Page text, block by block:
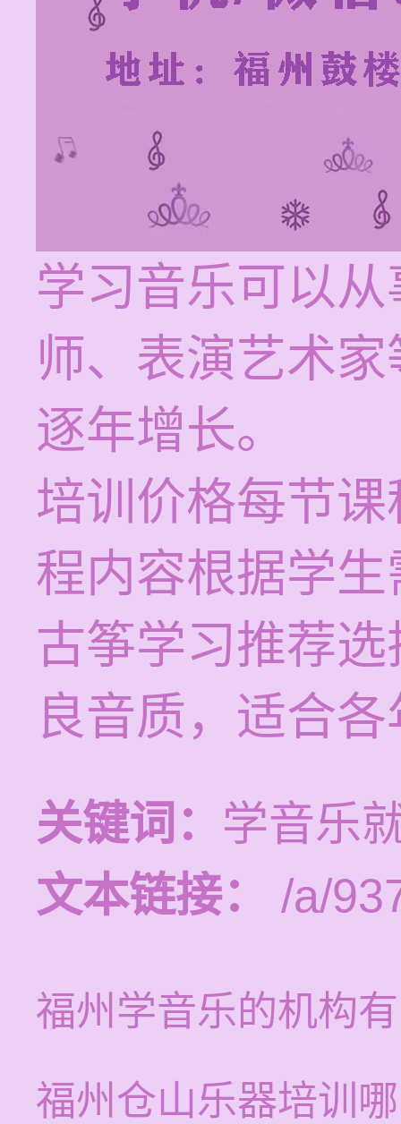
学习音乐可以
师、表演艺术
逐年增长。
培训价格每节
程内容根据学
古筝学习推荐
良音质，适合
关键词： 学音乐
文本链接：
/a/
福州学音乐的机构
福州仓山乐器培训